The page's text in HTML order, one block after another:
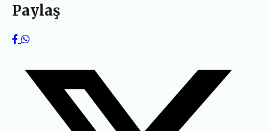
Paylaş